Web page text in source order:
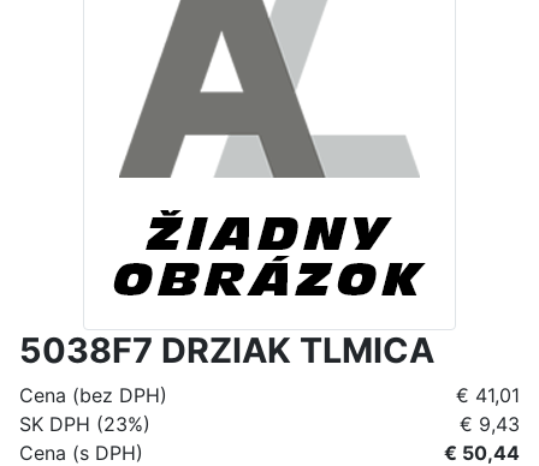
5038F7 DRZIAK TLMICA
Cena (bez DPH)
€ 41,01
SK DPH (23%)
€ 9,43
Cena (s DPH)
€ 50,44